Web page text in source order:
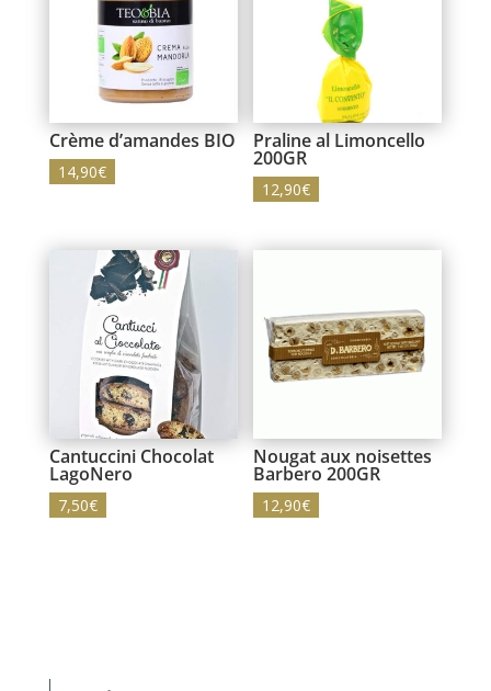
Crème d’amandes BIO
14,90€
Praline al Limoncello
200GR
12,90€
Cantuccini Chocolat
LagoNero
7,50€
Nougat aux noisettes
Barbero 200GR
12,90€